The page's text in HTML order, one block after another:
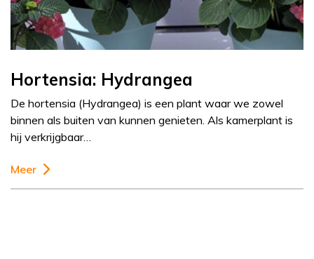
Hortensia: Hydrangea
De hortensia (Hydrangea) is een plant waar we zowel
binnen als buiten van kunnen genieten. Als kamerplant is
hij verkrijgbaar…
Meer